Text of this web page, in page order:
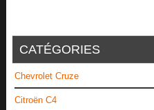
CATÉGORIES
Chevrolet Cruze
Citroën C4